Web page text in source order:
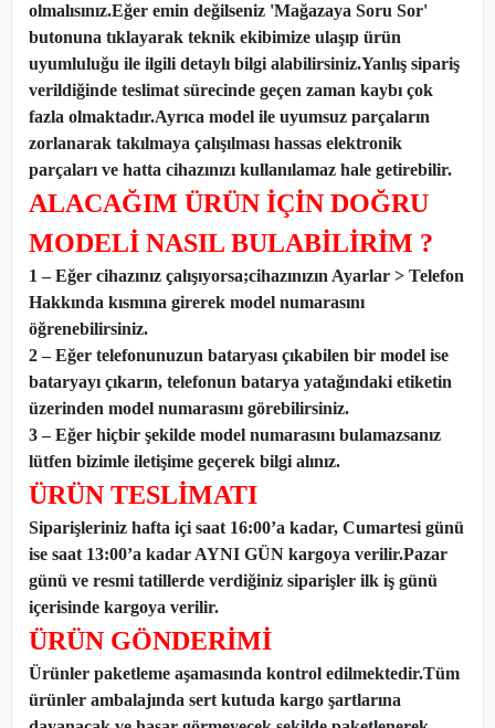
olmalısınız.Eğer emin değilseniz 'Mağazaya Soru Sor'
butonuna tıklayarak teknik ekibimize ulaşıp ürün
uyumluluğu ile ilgili detaylı bilgi alabilirsiniz.Yanlış sipariş
verildiğinde teslimat sürecinde geçen zaman kaybı çok
fazla olmaktadır.Ayrıca model ile uyumsuz parçaların
zorlanarak takılmaya çalışılması hassas elektronik
parçaları ve hatta cihazınızı kullanılamaz hale getirebilir.
ALACAĞIM ÜRÜN İÇİN DOĞRU
MODELİ NASIL BULABİLİRİM ?
1 – Eğer cihazınız çalışıyorsa;cihazınızın Ayarlar > Telefon
Hakkında kısmına girerek model numarasını
öğrenebilirsiniz.
2 – Eğer telefonunuzun bataryası çıkabilen bir model ise
bataryayı çıkarın, telefonun batarya yatağındaki etiketin
üzerinden model numarasını görebilirsiniz.
3 – Eğer hiçbir şekilde model numarasını bulamazsanız
lütfen bizimle iletişime geçerek bilgi alınız.
ÜRÜN TESLİMATI
Siparişleriniz hafta içi saat 16:00’a kadar, Cumartesi günü
ise saat 13:00’a kadar AYNI GÜN kargoya verilir.Pazar
günü ve resmi tatillerde verdiğiniz siparişler ilk iş günü
içerisinde kargoya verilir.
ÜRÜN GÖNDERİMİ
Ürünler paketleme aşamasında kontrol edilmektedir.Tüm
ürünler ambalajında sert kutuda kargo şartlarına